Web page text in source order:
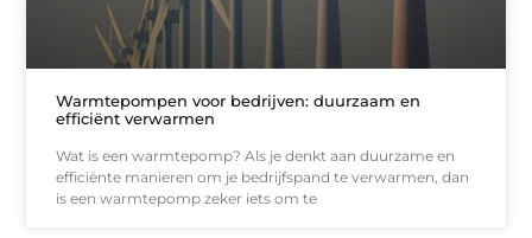
Warmtepompen voor bedrijven: duurzaam en
efficiënt verwarmen
Wat is een warmtepomp? Als je denkt aan duurzame en
efficiënte manieren om je bedrijfspand te verwarmen, dan
is een warmtepomp zeker iets om te